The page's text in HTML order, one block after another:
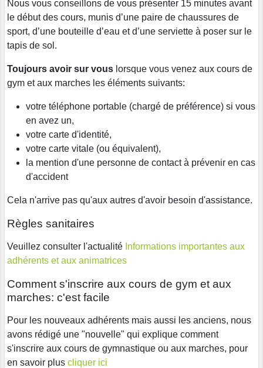
Nous vous conseillons de vous présenter 15 minutes avant
le début des cours, munis d’une paire de chaussures de
sport, d’une bouteille d’eau et d’une serviette à poser sur le
tapis de sol.
Toujours avoir sur vous lorsque vous venez aux cours de
gym et aux marches les éléments suivants:
votre téléphone portable (chargé de préférence) si vous
en avez un,
votre carte d'identité,
votre carte vitale (ou équivalent),
la mention d'une personne de contact à prévenir en cas
d'accident
Cela n'arrive pas qu'aux autres d'avoir besoin d'assistance.
Règles sanitaires
Veuillez consulter l'actualité Informations importantes aux
adhérents et aux animatrices
Comment s'inscrire aux cours de gym et aux
marches: c'est facile
Pour les nouveaux adhérents mais aussi les anciens, nous
avons rédigé une "nouvelle" qui explique comment
s'inscrire aux cours de gymnastique ou aux marches, pour
en savoir plus cliquer ici